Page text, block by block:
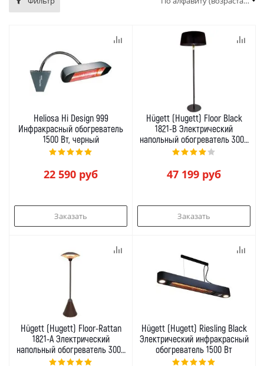
Heliosa Hi Design 999
Инфракрасный обогреватель
1500 Вт, черный
22 590 руб
Заказать
Hügett (Hugett) Floor Black
1821-B Электрический
напольный обогреватель 3000
Вт
47 199 руб
Заказать
Hügett (Hugett) Floor-Rattan
1821-A Электрический
напольный обогреватель 3000
Вт
Hügett (Hugett) Riesling Black
Электрический инфракрасный
обогреватель 1500 Вт